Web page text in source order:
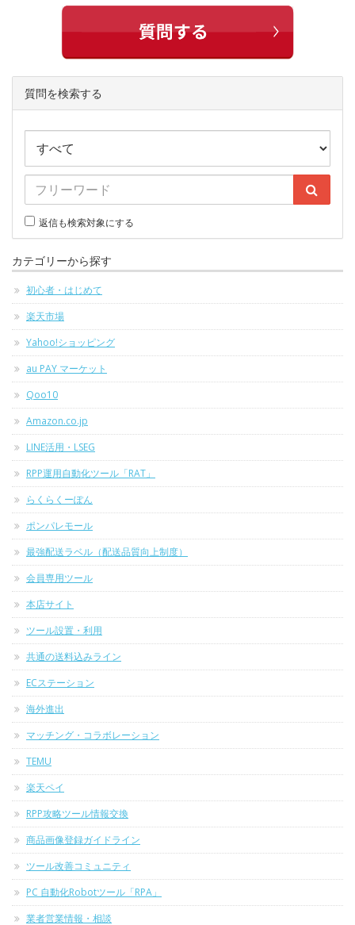
質問を検索する
返信も検索対象にする
カテゴリーから探す
初心者・はじめて
楽天市場
Yahoo!ショッピング
au PAY マーケット
Qoo10
Amazon.co.jp
LINE活用・LSEG
RPP運用自動化ツール「RAT」
らくらくーぽん
ポンパレモール
最強配送ラベル（配送品質向上制度）
会員専用ツール
本店サイト
ツール設置・利用
共通の送料込みライン
ECステーション
海外進出
マッチング・コラボレーション
TEMU
楽天ペイ
RPP攻略ツール情報交換
商品画像登録ガイドライン
ツール改善コミュニティ
PC 自動化Robotツール「RPA」
業者営業情報・相談